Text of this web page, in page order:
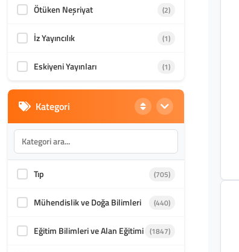
Ötüken Neşriyat (2)
İz Yayıncılık (1)
Eskiyeni Yayınları (1)
Kategori
Tıp (705)
Mühendislik ve Doğa Bilimleri (440)
Eğitim Bilimleri ve Alan Eğitimi (1847)